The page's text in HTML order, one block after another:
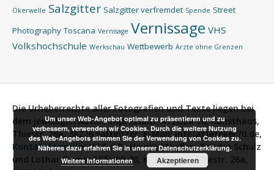
Okerwelle Salzgitter Salzgitter verfremdet Spende Street
Photography Toscana Vernisage Vernissage VHS
Volkshochschule Werkschau Wettbewerb Ärzte ohne Grenzen
Die Urheberrechte aller Fotografien und Texte liegen bei
dem jeweiligen Autor.Impressum: ATELIER 70, Kunsthaus,
Thiestr. 26a, 38226 Salzgitter, E-Mail: info[at]atelier70.de,
Kontaktformular V.i.S.d.P.:Heinke Maaßen, Sandra Schulz
und Lothar Siems, ATELIER 70, Kunsthaus, Thiestr. 26a,
Um unser Web-Angebot optimal zu präsentieren und zu
verbessern, verwenden wir Cookies. Durch die weitere Nutzung
des Web-Angebots stimmen Sie der Verwendung von Cookies zu.
Näheres dazu erfahren Sie in unserer Datenschutzerklärung.
Weitere Informationen
Akzeptieren